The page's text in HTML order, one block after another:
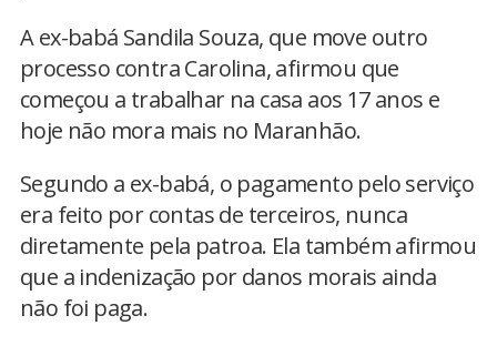
A ex-babá Sandila Souza, que move outro
processo contra Carolina, afirmou que
começou a trabalhar na casa aos 17 anos e
hoje não mora mais no Maranhão.
Segundo a ex-babá, o pagamento pelo serviço
era feito por contas de terceiros, nunca
diretamente pela patroa. Ela também afirmou
que a indenização por danos morais ainda
não foi paga.